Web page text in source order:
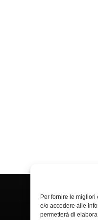
Per fornire le
e/o accedere alle
permetterà di